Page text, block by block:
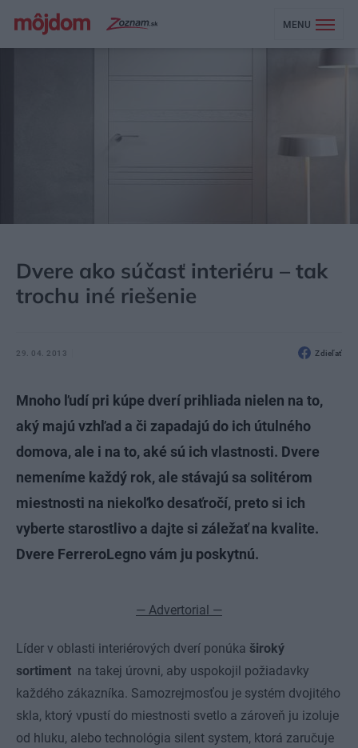
MENU
Dvere ako súčasť interiéru – tak
trochu iné riešenie
29. 04. 2013 Zdieľať
Mnoho ľudí pri kúpe dverí prihliada nielen na to,
aký majú vzhľad a či zapadajú do ich útulného
domova, ale i na to, aké sú ich vlastnosti. Dvere
nemeníme každý rok, ale stávajú sa solitérom
miestnosti na niekoľko desaťročí, preto si ich
vyberte starostlivo a dajte si záležať na kvalite.
Dvere FerreroLegno vám ju poskytnú.
— Advertorial —
Líder v oblasti interiérových dverí ponúka široký
sortiment na takej úrovni, aby uspokojil požiadavky
každého zákazníka. Samozrejmosťou je systém dvojitého
skla, ktorý vpustí do miestnosti svetlo a zároveň ju izoluje
od hluku, alebo technológia silent system, ktorá zaručuje